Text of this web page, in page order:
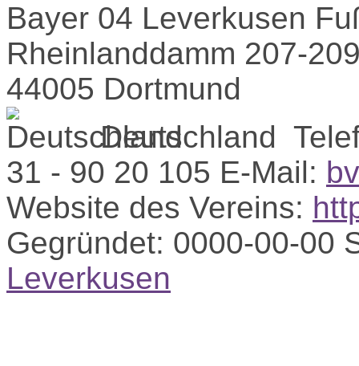
Bayer 04 Leverkusen
Rheinlanddamm 207-
44005 Dortmund
Deutschland
31 - 90 20 105 E-Mail:
Website des Vereins:
Gegründet: 0000-00-00
Leverkusen